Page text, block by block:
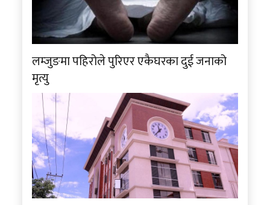
लम्जुङमा पहिरोले पुरिएर एकैघरका दुई जनाको
मृत्यु